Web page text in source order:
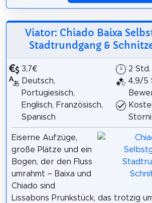
Viator: Chiado Baixa
Stadtrundgang &
3,7€
Deutsch,
Portugiesisch,
Englisch, Französisch,
Spanisch
2 Std.
4,9/5
Eiserne Aufzüge,
große Plätze und ein
Bogen, der den Fluss
umrahmt – Baixa und
Chiado sind
Lissabons Prunkstück, das trotzig